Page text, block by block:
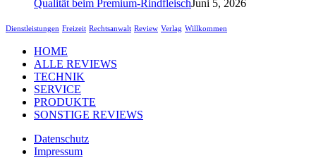
Qualität beim Premium-RindfleischJuni 5, 2026
Dienstleistungen Freizeit Rechtsanwalt Review Verlag Willkommen
HOME
ALLE REVIEWS
TECHNIK
SERVICE
PRODUKTE
SONSTIGE REVIEWS
Datenschutz
Impressum